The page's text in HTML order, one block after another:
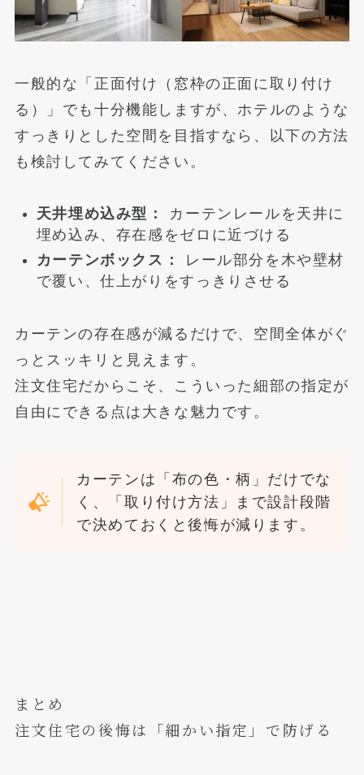
一般的な「正面付け（窓枠の正面に取り付け
る）」でも十分機能しますが、ホテルのような
すっきりとした空間を目指すなら、以下の方法
も検討してみてください。
天井埋め込み型：
カーテンレールを天井に
埋め込み、存在感をゼロに近づける
カーテンボックス：
レール部分を木や壁材
で覆い、仕上がりをすっきりさせる
カーテンの存在感が減るだけで、空間全体がぐ
っとスッキリと見えます。
注文住宅だからこそ、こういった細部の指定が
自由にできる点は大きな魅力です。
カーテンは「布の色・柄」だけでな
く、「取り付け方法」まで設計段階
で決めておくと後悔が減ります。
まとめ
注文住宅の後悔は「細かい指定」で防げる